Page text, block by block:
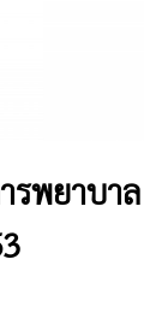
รพยาบาล